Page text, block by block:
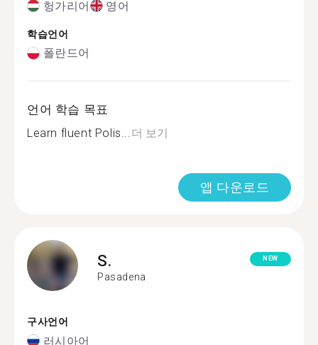
헝가리어 영어
학습언어
폴란드어
언어 학습 목표
Learn fluent Polis...더 보기
앱 다운로드
S.
Pasadena
NEW
구사언어
러시아어